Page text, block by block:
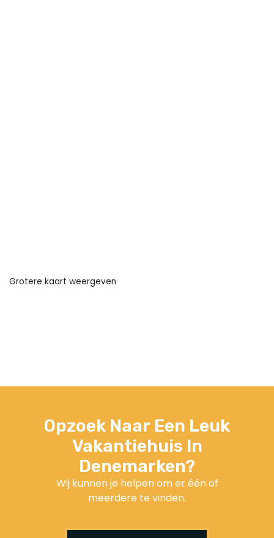
Grotere kaart weergeven
Opzoek Naar Een Leuk
Vakantiehuis In
Denemarken?
Wij kunnen je helpen om er één of
meerdere te vinden.